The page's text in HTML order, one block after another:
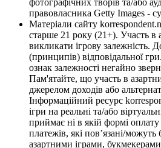
правовласника Getty Images -
Матеріали сайту
старше 21 року (21+). Участь в
викликати ігрову залежність.
(принципів) відповідальної
ознак залежності негайно
Пам'ятайте, що участь в
джерелом доходів або
Інформаційний ресурс
ігри на реальні та/або
приймає ні в якій формі
платежів, які пов’язані/можуть
азартними іграми,